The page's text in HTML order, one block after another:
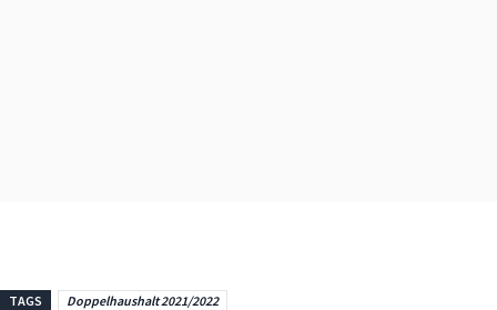
TAGS Doppelhaushalt 2021/2022